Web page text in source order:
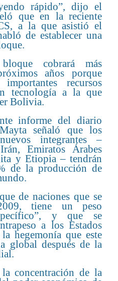
rápido”, dijo el
que en la reciente
a la que asistió el
de establecer una
cobrará más
años porque
recursos
tecnología a la que
Bolivia.
informe del diario
señaló que los
integrantes –
Emiratos Árabes
y Etiopia – tendrán
de la producción de
de naciones que se
tiene un peso
y que se
a los Estados
hegemonía que este
global después de la
concentración de la